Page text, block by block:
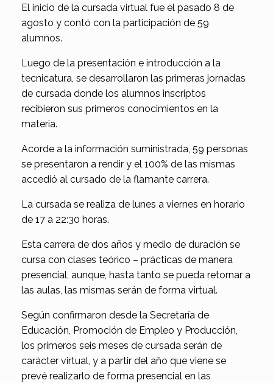
El inicio de la cursada virtual fue el pasado 8 de
agosto y contó con la participación de 59
alumnos.
Luego de la presentación e introducción a la
tecnicatura, se desarrollaron las primeras jornadas
de cursada donde los alumnos inscriptos
recibieron sus primeros conocimientos en la
materia.
Acorde a la información suministrada, 59 personas
se presentaron a rendir y el 100% de las mismas
accedió al cursado de la flamante carrera.
La cursada se realiza de lunes a viernes en horario
de 17 a 22:30 horas.
Esta carrera de dos años y medio de duración se
cursa con clases teórico – prácticas de manera
presencial, aunque, hasta tanto se pueda retornar a
las aulas, las mismas serán de forma virtual.
Según confirmaron desde la Secretaría de
Educación, Promoción de Empleo y Producción,
los primeros seis meses de cursada serán de
carácter virtual, y a partir del año que viene se
prevé realizarlo de forma presencial en las